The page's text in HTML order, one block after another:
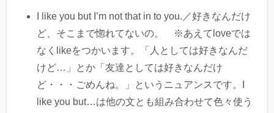
I like you but I’m not that in to you.／好きなんだけ
ど、そこまで惚れてないの。 ※あえてloveでは
なくlikeをつかいます。「人としては好きなんだ
けど…」とか「友達としては好きなんだけ
ど・・・ごめんね。」というニュアンスです。I
like you but…は他の文とも組み合わせて色々使う